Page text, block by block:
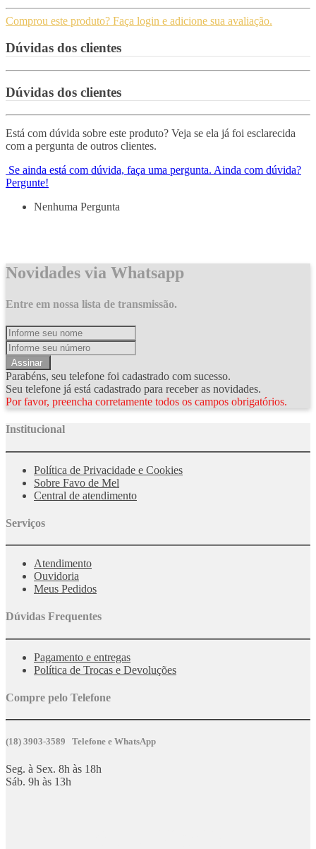
Comprou este produto? Faça login e adicione sua avaliação.
Dúvidas dos clientes
Dúvidas dos clientes
Está com dúvida sobre este produto? Veja se ela já foi esclarecida
com a pergunta de outros clientes.
Se ainda está com dúvida, faça uma pergunta. Ainda com dúvida?
Pergunte!
Nenhuma Pergunta
Novidades via Whatsapp
Entre em nossa lista de transmissão.
Assinar
Parabéns, seu telefone foi cadastrado com sucesso.
Seu telefone já está cadastrado para receber as novidades.
Por favor, preencha corretamente todos os campos obrigatórios.
Institucional
Política de Privacidade e Cookies
Sobre Favo de Mel
Central de atendimento
Serviços
Atendimento
Ouvidoria
Meus Pedidos
Dúvidas Frequentes
Pagamento e entregas
Política de Trocas e Devoluções
Compre pelo Telefone
(18) 3903-3589 Telefone e WhatsApp
Seg. à Sex. 8h às 18h
Sáb. 9h às 13h